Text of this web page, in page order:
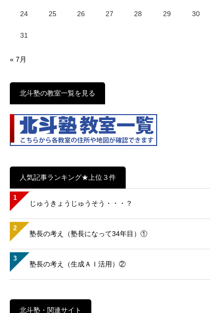
24 25 26 27 28 29 30
31
« 7月
北斗塾の教室一覧を見る
人気記事ランキング★上位３件
1
じゅうきょうじゅうそう・・・？
2
塾長の考え（塾長になって34年目）①
3
塾長の考え（生成ＡＩ活用）②
北斗塾・関連サイト